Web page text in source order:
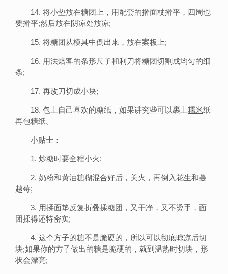
14. 将小垫放在糖团上，用配套的擀面杖擀平，四周也
要擀平;然后放在阴凉处放凉;
15. 将糖团从模具中倒出来，放在案板上;
16. 用法焙客的条形尺子和利刀将糖团切割成均匀的细
条;
17. 再改刀切成小块;
18. 包上自己喜欢的糖纸，如果讲究些可以裹上糯米纸
再包糖纸。
小贴士：
1. 炒糖时要全程小火;
2. 奶粉和黄油糖糊混合好后，关火，再倒入花生和蔓
越莓;
3. 用揉面垫反复折叠揉糖团，又干净，又不烫手，面
团揉得还特密实;
4. 这个方子的糖不是脆硬的，所以可以彻底晾凉后切
块;如果你的方子做出的糖是脆硬的，就到温热时切块，形
状会漂亮;